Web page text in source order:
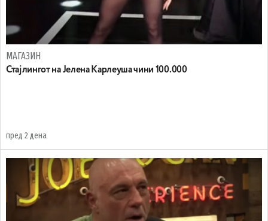
МАГАЗИН
Стајлингот на Јелена Карлеуша чини 100.000
пред 2 дена